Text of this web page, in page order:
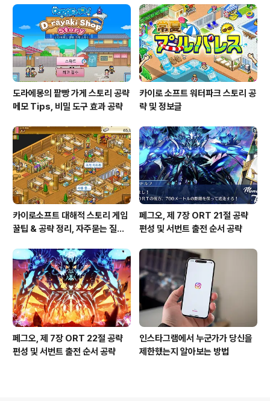
도라에몽의 팥빵 가게 스토리 공략
메모 Tips, 비밀 도구 효과 공략
카이로 소프트 워터파크 스토리 공
략 및 정보글
카이로소프트 대해적 스토리 게임
꿀팁 & 공략 정리, 자주묻는 질문
페그오, 제 7장 ORT 21절 공략
편성 및 서번트 출전 순서 공략
페그오, 제 7장 ORT 22절 공략
편성 및 서번트 출전 순서 공략
인스타그램에서 누군가가 당신을
제한했는지 알아보는 방법